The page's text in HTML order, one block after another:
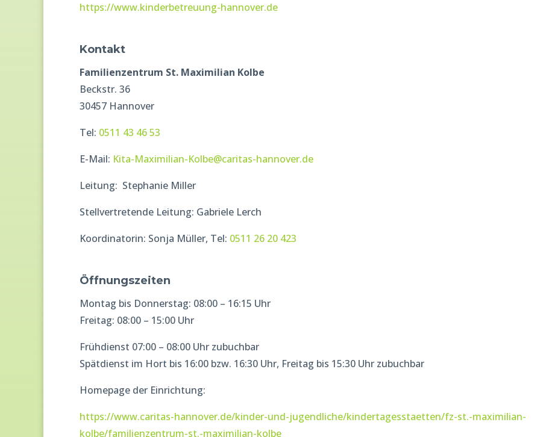
https://www.kinderbetreuung-hannover.de
Kontakt
Familienzentrum St. Maximilian Kolbe
Beckstr. 36
30457 Hannover
Tel: 0511 43 46 53
E-Mail: Kita-Maximilian-Kolbe@caritas-hannover.de
Leitung: Stephanie Miller
Stellvertretende Leitung: Gabriele Lerch
Koordinatorin: Sonja Müller, Tel: 0511 26 20 423
Öffnungszeiten
Montag bis Donnerstag: 08:00 – 16:15 Uhr
Freitag: 08:00 – 15:00 Uhr
Frühdienst 07:00 – 08:00 Uhr zubuchbar
Spätdienst im Hort bis 16:00 bzw. 16:30 Uhr, Freitag bis 15:30 Uhr zubuchbar
Homepage der Einrichtung:
https://www.caritas-hannover.de/kinder-und-jugendliche/kindertagesstaetten/fz-st.-maximilian-
kolbe/familienzentrum-st.-maximilian-kolbe